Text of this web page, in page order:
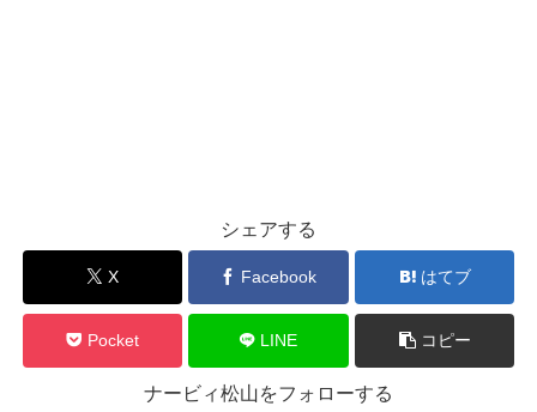
シェアする
X Facebook はてブ
Pocket LINE コピー
ナービィ松山をフォローする